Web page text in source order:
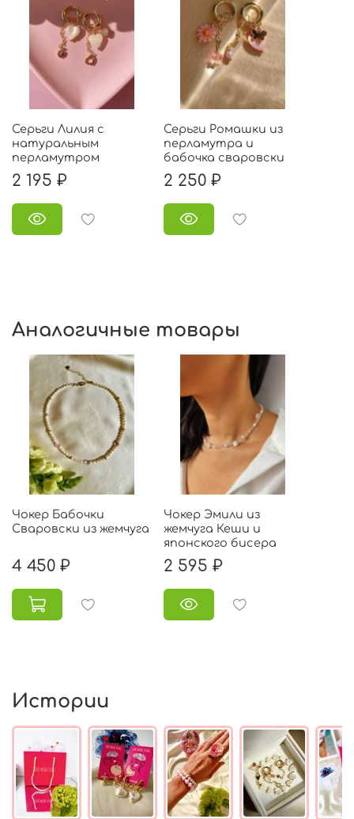
Серьги Лилия с
натуральным
перламутром
2 195 ₽
Серьги Ромашки из
перламутра и
бабочка сваровски
2 250 ₽
Аналогичные товары
Чокер Бабочки
Сваровски из жемчуга
4 450 ₽
Чокер Эмили из
жемчуга Кеши и
японского бисера
2 595 ₽
Истории